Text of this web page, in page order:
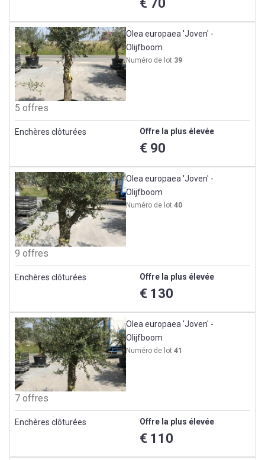
€ 70
Olea europaea 'Joven' -
Olijfboom
Numéro de lot 39
5 offres
Enchères clôturées Offre la plus élevée
€ 90
Olea europaea 'Joven' -
Olijfboom
Numéro de lot40
9 offres
Enchères clôturées Offre la plus élevée
€ 130
Olea europaea 'Joven' -
Olijfboom
Numéro de lot41
7 offres
Enchères clôturées Offre la plus élevée
€ 110